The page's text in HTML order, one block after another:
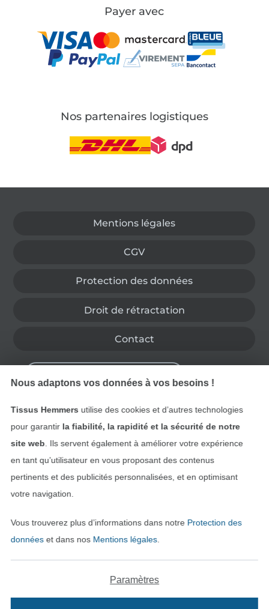
Payer avec
Nos partenaires logistiques
Mentions légales
CGV
Protection des données
Droit de rétractation
Contact
Trouvez plus d’idées
Nederlands
Passer à la boutique
Nous adaptons vos données à vos besoins !
Tissus Hemmers utilise des cookies et d’autres technologies
pour garantir la fiabilité, la rapidité et la sécurité de notre
site web . Ils servent également à améliorer votre expérience
en tant qu’utilisateur en vous proposant des contenus
pertinents et des publicités personnalisées, et en optimisant
votre navigation.
Vous trouverez plus d’informations dans notre Protection des
donnéeset dans nos Mentions légales.
Paramètres